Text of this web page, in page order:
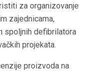
za organizovanje
zajednicama,
spoljnih defibrilatora
projekata.
proizvoda na